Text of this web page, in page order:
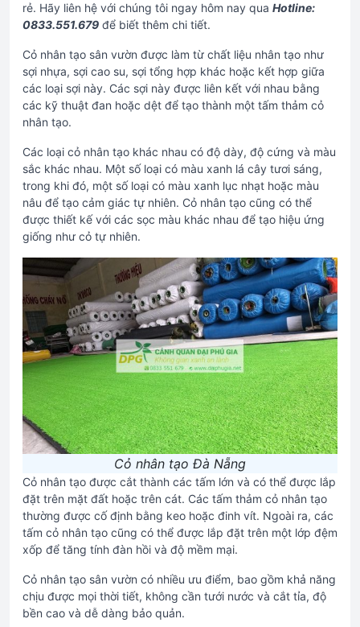
rẻ. Hãy liên hệ với chúng tôi ngay hôm nay qua Hotline:
0833.551.679 để biết thêm chi tiết.
Cỏ nhân tạo sân vườn được làm từ chất liệu nhân tạo như
sợi nhựa, sợi cao su, sợi tổng hợp khác hoặc kết hợp giữa
các loại sợi này. Các sợi này được liên kết với nhau bằng
các kỹ thuật đan hoặc dệt để tạo thành một tấm thảm cỏ
nhân tạo.
Các loại cỏ nhân tạo khác nhau có độ dày, độ cứng và màu
sắc khác nhau. Một số loại có màu xanh lá cây tươi sáng,
trong khi đó, một số loại có màu xanh lục nhạt hoặc màu
nâu để tạo cảm giác tự nhiên. Cỏ nhân tạo cũng có thể
được thiết kế với các sọc màu khác nhau để tạo hiệu ứng
giống như cỏ tự nhiên.
Cỏ nhân tạo Đà Nẵng
Cỏ nhân tạo được cắt thành các tấm lớn và có thể được lắp
đặt trên mặt đất hoặc trên cát. Các tấm thảm cỏ nhân tạo
thường được cố định bằng keo hoặc đinh vít. Ngoài ra, các
tấm cỏ nhân tạo cũng có thể được lắp đặt trên một lớp đệm
xốp để tăng tính đàn hồi và độ mềm mại.
Cỏ nhân tạo sân vườn có nhiều ưu điểm, bao gồm khả năng
chịu được mọi thời tiết, không cần tưới nước và cắt tỉa, độ
bền cao và dễ dàng bảo quản.